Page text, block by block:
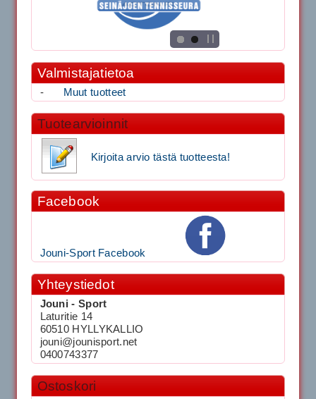
Valmistajatietoa
- Muut tuotteet
Tuotearvioinnit
Kirjoita arvio tästä tuotteesta!
Facebook
Jouni-Sport Facebook
Yhteystiedot
Jouni - Sport
Laturitie 14
60510 HYLLYKALLIO
jouni@jounisport.net
0400743377
Ostoskori